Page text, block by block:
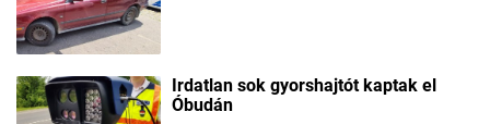
Irdatlan sok gyorshajtót kaptak el
Óbudán